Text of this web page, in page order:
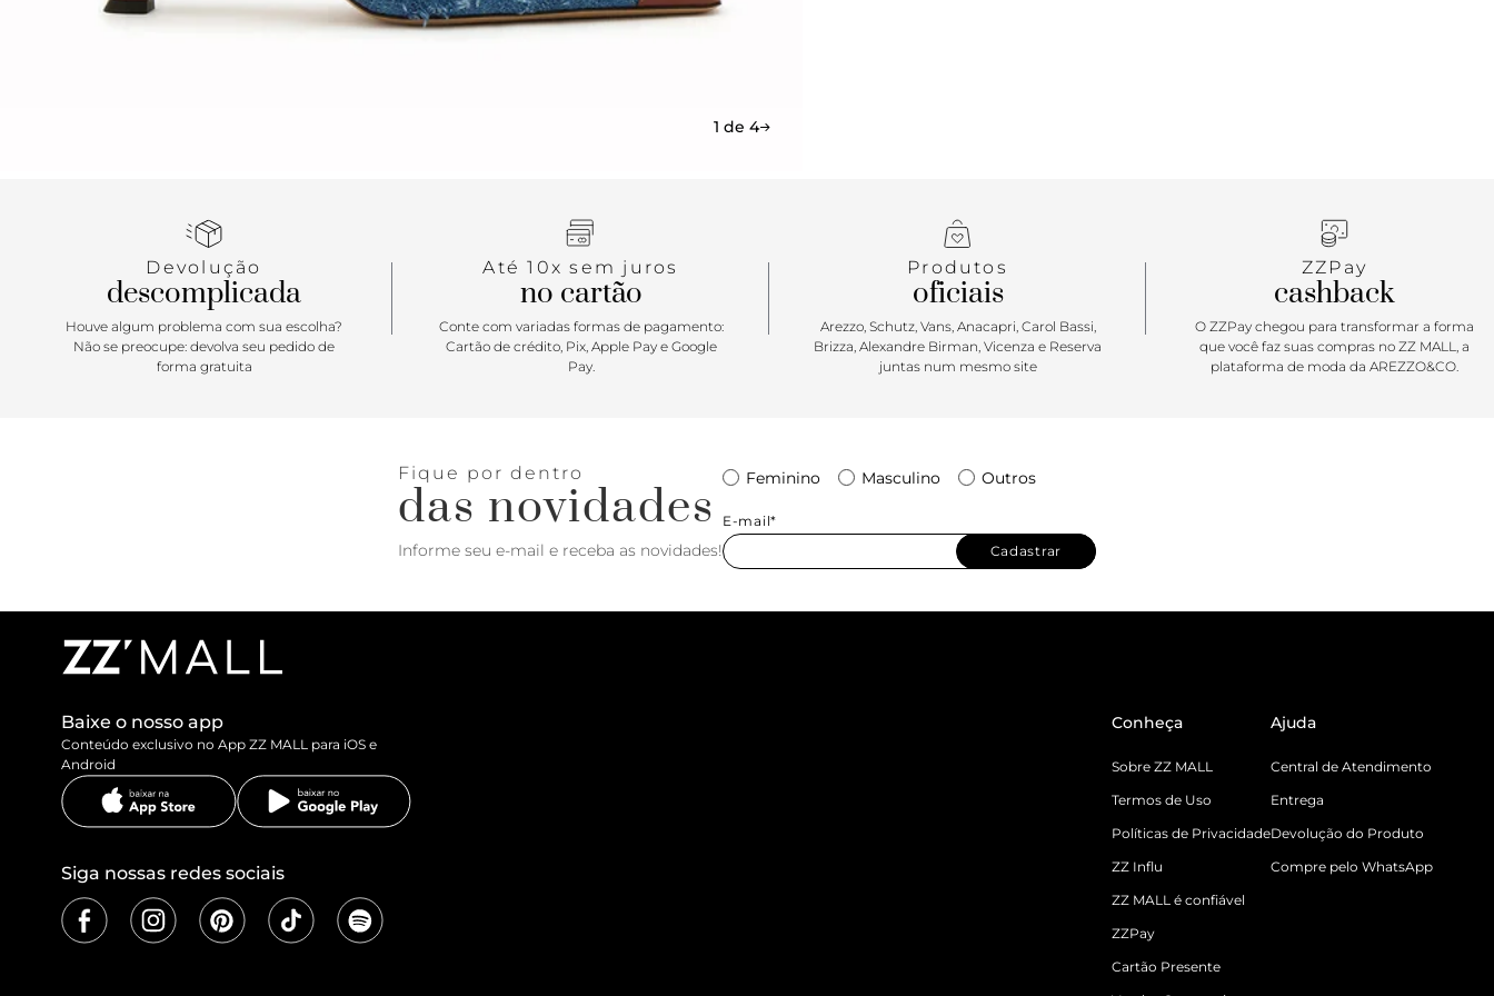
1 de 4
Devolução
descomplicada
Houve algum problema com sua escolha?
Não se preocupe: devolva seu pedido de
forma gratuita
Até 10x sem juros
no cartão
Conte com variadas formas de pagamento:
Cartão de crédito, Pix, Apple Pay e Google
Pay.
Produtos
oficiais
Arezzo, Schutz, Vans, Anacapri, Carol Bassi,
Brizza, Alexandre Birman, Vicenza e Reserva
juntas num mesmo site
ZZPay
cashback
O ZZPay chegou para transformar a forma
que você faz suas compras no ZZ MALL, a
plataforma de moda da AREZZO&CO.
Fique por dentro
das novidades
Informe seu e-mail e receba as novidades!
Feminino Masculino Outros
E-mail*
Cadastrar
Baixe o nosso app
Conteúdo exclusivo no App ZZ MALL para iOS e
Android
Siga nossas redes sociais
Conheça
Sobre ZZ MALL
Termos de Uso
Políticas de Privacidade
ZZ Influ
ZZ MALL é confiável
ZZPay
Cartão Presente
Ajuda
Central de Atendimento
Entrega
Devolução do Produto
Compre pelo WhatsApp